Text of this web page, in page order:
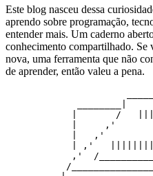
Este blog nasceu dessa
aprendo sobre programação,
entender mais. Um caderno
conhecimento compartilhado. Se
nova, uma ferramenta que não
de aprender, então valeu a pena.
|       /
|     ,'
|   ,'
| ,'
,'  /
/